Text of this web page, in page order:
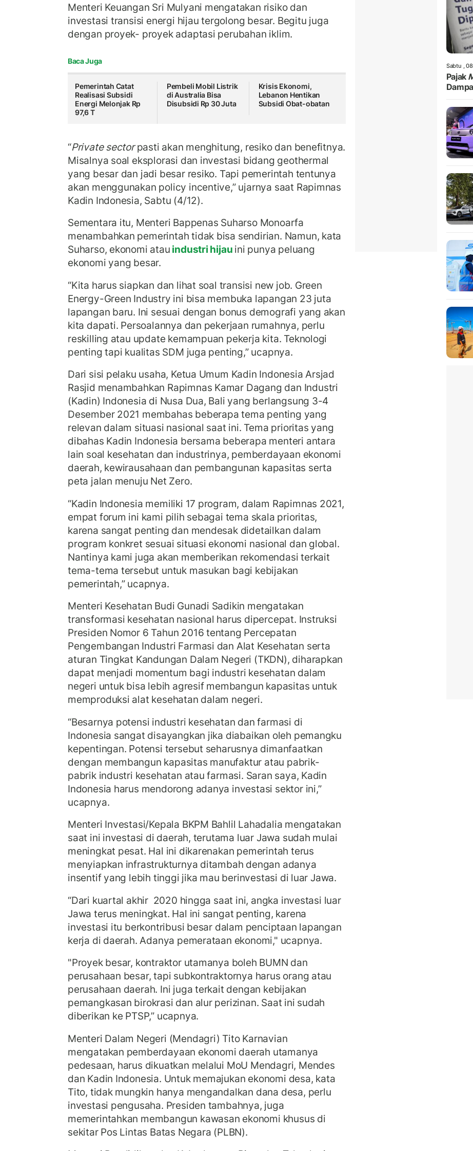
Menteri Keuangan Sri Mulyani mengatakan risiko dan
investasi transisi energi hijau tergolong besar. Begitu juga
dengan proyek- proyek adaptasi perubahan iklim.
Baca Juga
Pemerintah Catat
Realisasi Subsidi
Energi Melonjak Rp
97,6 T
Pembeli Mobil Listrik
di Australia Bisa
Disubsidi Rp 30 Juta
Krisis Ekonomi,
Lebanon Hentikan
Subsidi Obat-obatan
“Private sectorpasti akan menghitung, resiko dan benefitnya.
Misalnya soal eksplorasi dan investasi bidang geothermal
yang besar dan jadi besar resiko. Tapi pemerintah tentunya
akan menggunakan policy incentive,” ujarnya saat Rapimnas
Kadin Indonesia, Sabtu (4/12).
Sementara itu, Menteri Bappenas Suharso Monoarfa
menambahkan pemerintah tidak bisa sendirian. Namun, kata
Suharso, ekonomi atau industri hijau ini punya peluang
ekonomi yang besar.
“Kita harus siapkan dan lihat soal transisi new job. Green
Energy-Green Industry ini bisa membuka lapangan 23 juta
lapangan baru. Ini sesuai dengan bonus demografi yang akan
kita dapati. Persoalannya dan pekerjaan rumahnya, perlu
reskilling atau update kemampuan pekerja kita. Teknologi
penting tapi kualitas SDM juga penting,” ucapnya.
Dari sisi pelaku usaha, Ketua Umum Kadin Indonesia Arsjad
Rasjid menambahkan Rapimnas Kamar Dagang dan Industri
(Kadin) Indonesia di Nusa Dua, Bali yang berlangsung 3-4
Desember 2021 membahas beberapa tema penting yang
relevan dalam situasi nasional saat ini. Tema prioritas yang
dibahas Kadin Indonesia bersama beberapa menteri antara
lain soal kesehatan dan industrinya, pemberdayaan ekonomi
daerah, kewirausahaan dan pembangunan kapasitas serta
peta jalan menuju Net Zero.
“Kadin Indonesia memiliki 17 program, dalam Rapimnas 2021,
empat forum ini kami pilih sebagai tema skala prioritas,
karena sangat penting dan mendesak didetailkan dalam
program konkret sesuai situasi ekonomi nasional dan global.
Nantinya kami juga akan memberikan rekomendasi terkait
tema-tema tersebut untuk masukan bagi kebijakan
pemerintah,” ucapnya.
Menteri Kesehatan Budi Gunadi Sadikin mengatakan
transformasi kesehatan nasional harus dipercepat. Instruksi
Presiden Nomor 6 Tahun 2016 tentang Percepatan
Pengembangan Industri Farmasi dan Alat Kesehatan serta
aturan Tingkat Kandungan Dalam Negeri (TKDN), diharapkan
dapat menjadi momentum bagi industri kesehatan dalam
negeri untuk bisa lebih agresif membangun kapasitas untuk
memproduksi alat kesehatan dalam negeri.
“Besarnya potensi industri kesehatan dan farmasi di
Indonesia sangat disayangkan jika diabaikan oleh pemangku
kepentingan. Potensi tersebut seharusnya dimanfaatkan
dengan membangun kapasitas manufaktur atau pabrik-
pabrik industri kesehatan atau farmasi. Saran saya, Kadin
Indonesia harus mendorong adanya investasi sektor ini,”
ucapnya.
Menteri Investasi/Kepala BKPM Bahlil Lahadalia mengatakan
saat ini investasi di daerah, terutama luar Jawa sudah mulai
meningkat pesat. Hal ini dikarenakan pemerintah terus
menyiapkan infrastrukturnya ditambah dengan adanya
insentif yang lebih tinggi jika mau berinvestasi di luar Jawa.
“Dari kuartal akhir 2020 hingga saat ini, angka investasi luar
Jawa terus meningkat. Hal ini sangat penting, karena
investasi itu berkontribusi besar dalam penciptaan lapangan
kerja di daerah. Adanya pemerataan ekonomi," ucapnya.
"Proyek besar, kontraktor utamanya boleh BUMN dan
perusahaan besar, tapi subkontraktornya harus orang atau
perusahaan daerah. Ini juga terkait dengan kebijakan
pemangkasan birokrasi dan alur perizinan. Saat ini sudah
diberikan ke PTSP,” ucapnya.
Menteri Dalam Negeri (Mendagri) Tito Karnavian
mengatakan pemberdayaan ekonomi daerah utamanya
pedesaan, harus dikuatkan melalui MoU Mendagri, Mendes
dan Kadin Indonesia. Untuk memajukan ekonomi desa, kata
Tito, tidak mungkin hanya mengandalkan dana desa, perlu
investasi pengusaha. Presiden tambahnya, juga
memerintahkan membangun kawasan ekonomi khusus di
sekitar Pos Lintas Batas Negara (PLBN).
Sabtu ,
Pajak